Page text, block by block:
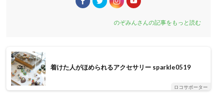
のぞみんさんの記事をもっと読む
着けた人がほめられるアクセサリー sparkle0519
ロコサポーター